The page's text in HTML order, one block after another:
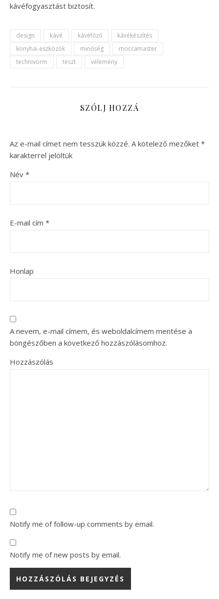
kávéfogyasztást biztosít.
design kávé kávéfőző
kávékészítés
konyhai eszközök
minőség
moccamaster
technivorm
teszt vélemény
SZÓLJ HOZZÁ
Az e-mail címet nem tesszük közzé. A kötelező mezőket *
karakterrel jelöltük
Név *
E-mail cím *
Honlap
A nevem, e-mail címem, és weboldalcímem mentése a
böngészőben a következő hozzászólásomhoz.
Hozzászólás
Notify me of follow-up comments by email.
Notify me of new posts by email.